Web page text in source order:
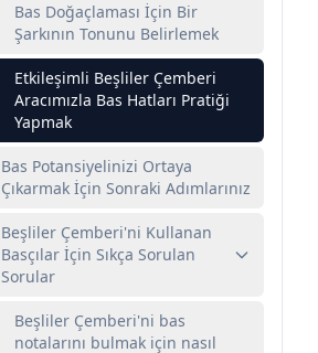
Bas Doğaçlaması İçin Bir
Şarkının Tonunu Belirlemek
Etkileşimli Beşliler Çemberi
Aracımızla Bas Hatları Pratiği
Yapmak
Bas Potansiyelinizi Ortaya
Çıkarmak İçin Sonraki Adımlarınız
Beşliler Çemberi'ni Kullanan
Basçılar İçin Sıkça Sorulan
Sorular
Beşliler Çemberi'ni bas
notalarını bulmak için nasıl